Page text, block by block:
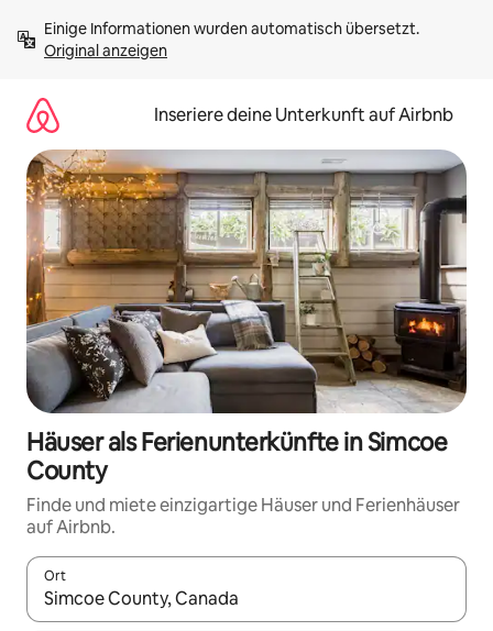
Inhalten
springenOriginal anzeigen
Inseriere deine Unterkunft auf Airbnb
Häuser als Ferienunterkünfte in Simcoe
County
Finde und miete einzigartige Häuser und Ferienhäuser
auf Airbnb.
Ort
Wenn Ergebnisse verfügbar sind, navigiere mit den